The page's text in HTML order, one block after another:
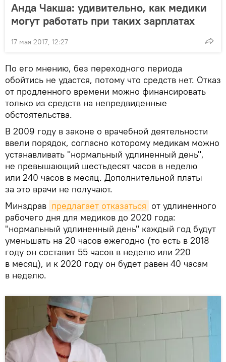
Анда Чакша: удивительно, как медики
могут работать при таких зарплатах
17 мая 2017, 12:27
По его мнению, без переходного периода
обойтись не удастся, потому что средств нет. Отказ
от продленного времени можно финансировать
только из средств на непредвиденные
обстоятельства.
В 2009 году в законе о врачебной деятельности
ввели порядок, согласно которому медикам можно
устанавливать "нормальный удлиненный день",
не превышающий шестьдесят часов в неделю
или 240 часов в месяц. Дополнительной платы
за это врачи не получают.
Минздрав предлагает отказаться от удлиненного
рабочего дня для медиков до 2020 года:
"нормальный удлиненный день" каждый год будут
уменьшать на 20 часов ежегодно (то есть в 2018
году он составит 55 часов в неделю или 220
в месяц), и к 2020 году он будет равен 40 часам
в неделю.